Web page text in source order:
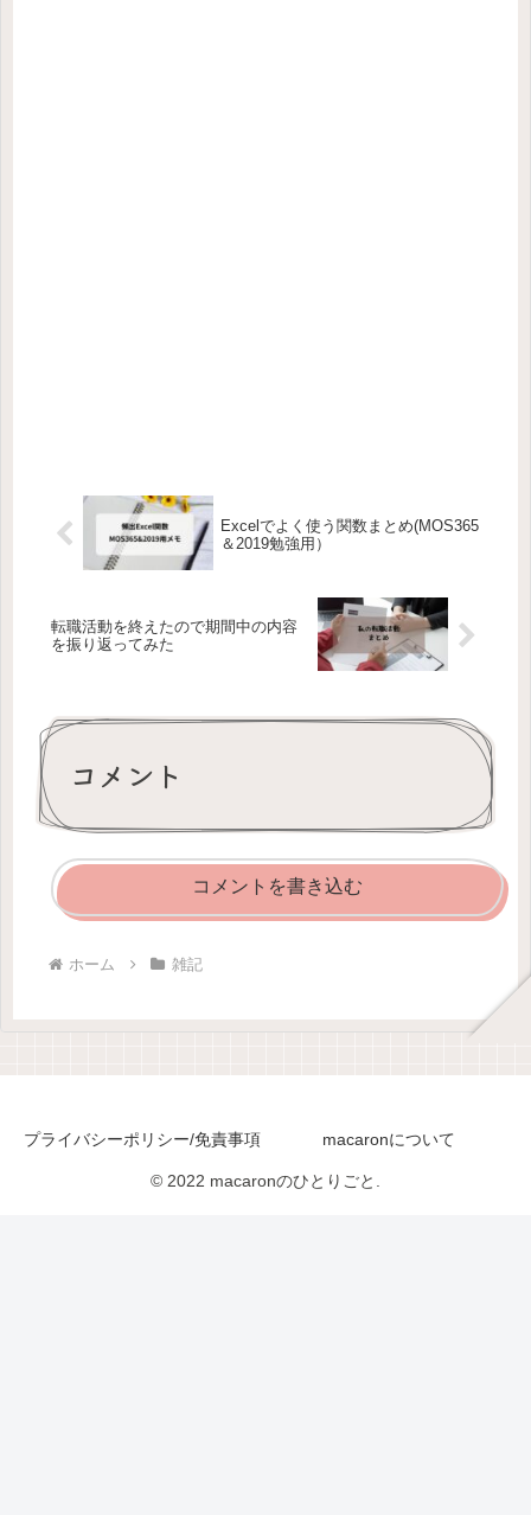
Excelでよく使う関数まとめ(MOS365
＆2019勉強用）
転職活動を終えたので期間中の内容
を振り返ってみた
コメント
コメントを書き込む
ホーム 雑記
プライバシーポリシー/免責事項 macaronについて
© 2022 macaronのひとりごと.